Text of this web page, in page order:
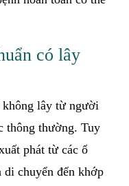
có lây
lây từ người
thông thường. Tuy
phát từ các ổ
di chuyển đến khớp